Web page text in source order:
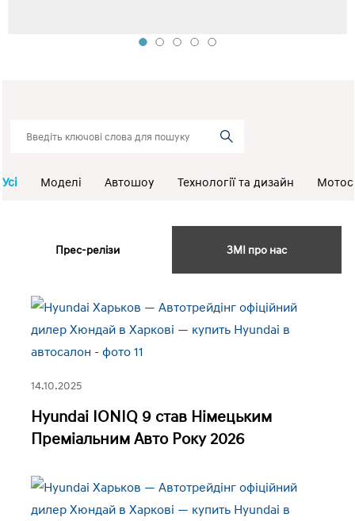
Усі Моделі Автошоу Технології та дизайн
Прес-релізи ЗМІ про нас
14.10.2025
Hyundai IONIQ 9 став Німецьким
Преміальним Авто Року 2026